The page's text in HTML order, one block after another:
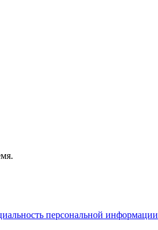
персональной информации